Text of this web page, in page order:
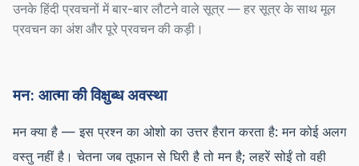
उनके हिंदी प्रवचनों में बार-बार लौटने वाले सूत्र — हर सूत्र के साथ मूल
प्रवचन का अंश और पूरे प्रवचन की कड़ी।
मन: आत्मा की विक्षुब्ध अवस्था
मन क्या है — इस प्रश्न का ओशो का उत्तर हैरान करता है: मन कोई अलग
वस्तु नहीं है। चेतना जब तूफान से घिरी है तो मन है; लहरें सोईं तो वही